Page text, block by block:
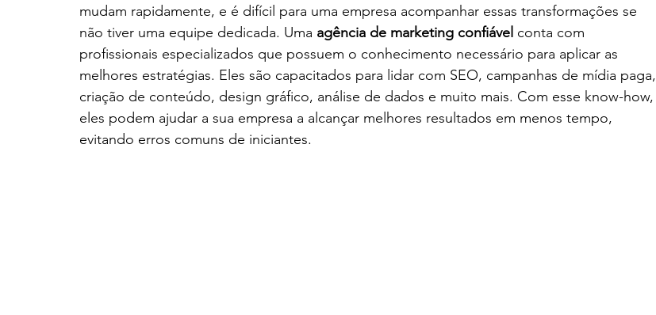
mudam rapidamente, e é difícil para uma empresa acompanhar essas transformações se
não tiver uma equipe dedicada. Uma agência de marketing confiável conta com
profissionais especializados que possuem o conhecimento necessário para aplicar as
melhores estratégias. Eles são capacitados para lidar com SEO, campanhas de mídia paga,
criação de conteúdo, design gráfico, análise de dados e muito mais. Com esse know-how,
eles podem ajudar a sua empresa a alcançar melhores resultados em menos tempo,
evitando erros comuns de iniciantes.